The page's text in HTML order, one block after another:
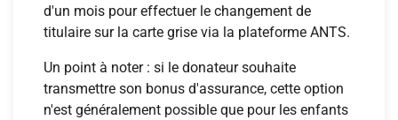
d'un mois pour effectuer le changement de
titulaire sur la carte grise via la plateforme ANTS.
Un point à noter : si le donateur souhaite
transmettre son bonus d'assurance, cette option
n'est généralement possible que pour les enfants